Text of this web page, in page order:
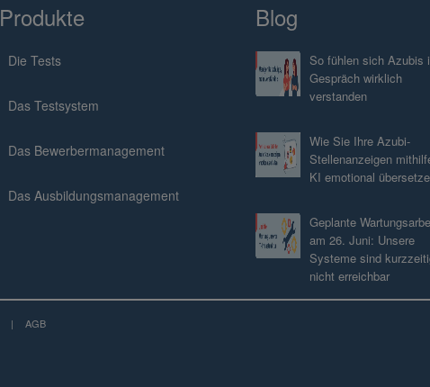
Produkte
Die Tests
Das Testsystem
Das Bewerbermanagement
Das Ausbildungsmanagement
Blog
So fühlen sich Azubis
Gespräch wirklich
verstanden
Wie Sie Ihre Azubi-
Stellenanzeigen
KI emotional
Geplante
am 26. Juni: Unsere
Systeme sind
nicht erreichbar
| AGB